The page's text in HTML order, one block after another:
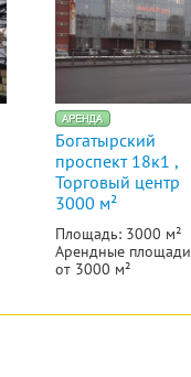
Богатырский
проспект 18к1 ,
Торговый центр
3000 м²
Площадь: 3000 м²
Арендные площади
от 3000 м²